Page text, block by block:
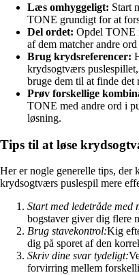
Læs omhyggeligt: Start
TONE grundigt for at
Del ordet: Opdel TONE
af dem matcher andre
Brug krydsreferencer:
krydsogtværs
bruge dem til at finde det
Prøv forskellige
TONE med andre ord i
løsning.
Tips til at løse
Her er nogle generelle tips, der
krydsogtværs puslespil mere
Start med ledetråde med
bogstaver giver dig flere
Brug stavekontrol:Kig
dig på sporet af den
Skriv dine svar tydeligt:
forvirring mellem